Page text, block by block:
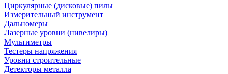
Циркулярные (дисковые) пилы
Измерительный инструмент
Дальномеры
Лазерные уровни (нивелиры)
Мультиметры
Тестеры напряжения
Уровни строительные
Детекторы металла